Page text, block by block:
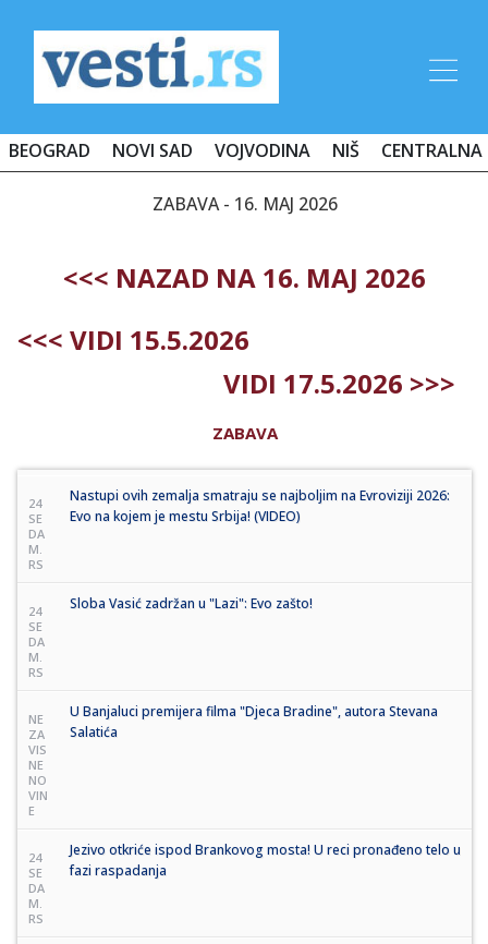
BEOGRAD NOVI SAD VOJVODINA NIŠ CENTRALNA
ZABAVA - 16. MAJ 2026
<<< NAZAD NA 16. MAJ 2026
<<< VIDI 15.5.2026
VIDI 17.5.2026 >>>
ZABAVA
24
SE
DA
M.
RS
Nastupi ovih zemalja smatraju se najboljim na Evroviziji 2026:
Evo na kojem je mestu Srbija! (VIDEO)
24
SE
DA
M.
RS
Sloba Vasić zadržan u "Lazi": Evo zašto!
NE
ZA
VIS
NE
NO
VIN
E
U Banjaluci premijera filma "Djeca Bradine", autora Stevana
Salatića
24
SE
DA
M.
RS
Jezivo otkriće ispod Brankovog mosta! U reci pronađeno telo u
fazi raspadanja